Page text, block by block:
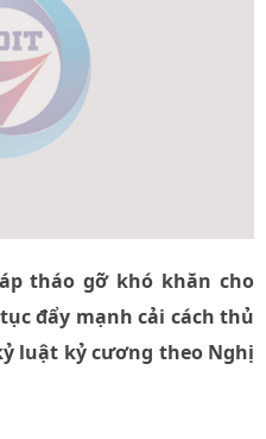
tháo gỡ khó khăn cho
đẩy mạnh cải cách thủ
luật kỷ cương theo Nghị